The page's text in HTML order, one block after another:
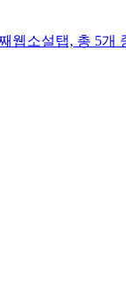
웹소설탭, 총 5개